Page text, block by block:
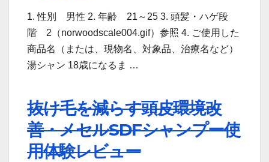
1. 性別 男性 2. 年齢 21～25 3. 頭髪・ハゲ段
階 2（norwoodscale004.gif）参照 4. ご使用した
商品名（または、現物名、対象品、治療名など）
湯シャン 18歳になるま …
抜け毛を減らす頭皮環境改
善・メセルSDFシャンプー使
用体験レビュー